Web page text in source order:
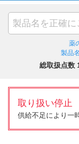
薬
製品
総取扱点数
取り扱い停止
供給不足により一